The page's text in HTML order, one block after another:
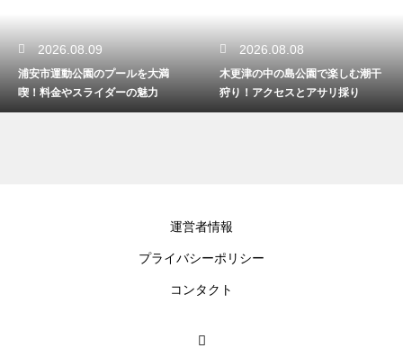
2026.08.09
浦安市運動公園のプールを大満
喫！料金やスライダーの魅力
2026.08.08
木更津の中の島公園で楽しむ潮干
狩り！アクセスとアサリ採り
運営者情報
プライバシーポリシー
コンタクト